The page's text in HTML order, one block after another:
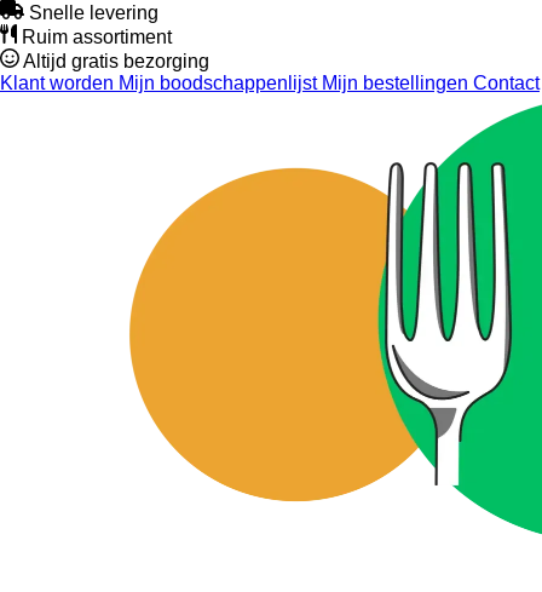
Snelle levering
Ruim assortiment
Altijd gratis bezorging
Klant worden Mijn boodschappenlijstMijn bestellingen Contact